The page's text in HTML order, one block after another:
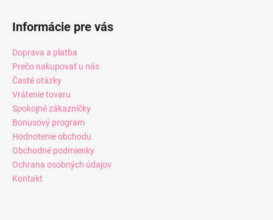
Informácie pre vás
Doprava a platba
Prečo nakupovať u nás
Časté otázky
Vrátenie tovaru
Spokojné zákazníčky
Bonusový program
Hodnotenie obchodu
Obchodné podmienky
Ochrana osobných údajov
Kontakt